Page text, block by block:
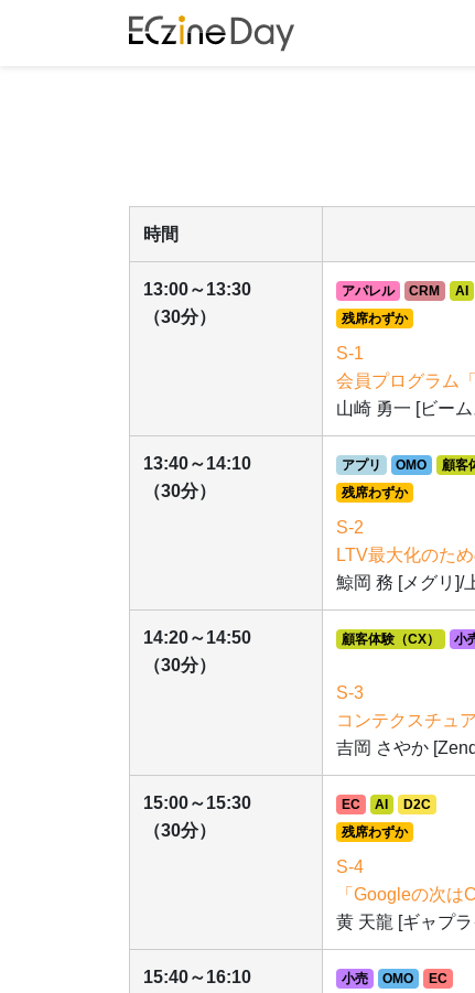
時間
13:00～13:30
（30分）
アパレル CRM
AI
残席わずか
S-1
会員プログラム
山崎 勇一 [ビーム
13:40～14:10
（30分）
アプリ OMO
顧客
残席わずか
S-2
LTV最大化のた
鯨岡 務 [メグリ]/
14:20～14:50
（30分）
顧客体験（CX） 小
S-3
コンテクスチュ
吉岡 さやか
15:00～15:30
（30分）
EC AI
D2C
残席わずか
S-4
「Googleの次
黄 天龍 [ギャプラ
15:40～16:10
小売 OMO
EC